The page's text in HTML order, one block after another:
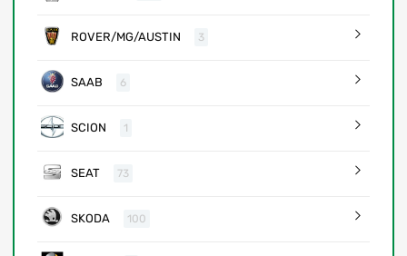
ROVER/MG/AUSTIN 3
SAAB 6
SCION 1
SEAT 73
SKODA 100